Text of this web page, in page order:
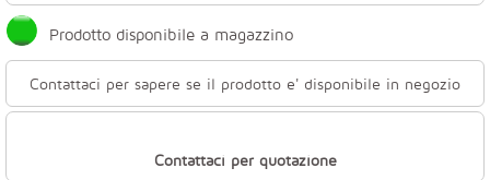
Prodotto disponibile a magazzino
Contattaci per sapere se il prodotto e' disponibile in negozio
Contattaci per quotazione